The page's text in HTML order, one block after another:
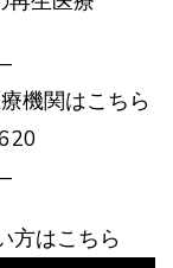
機関はこちら
方はこちら